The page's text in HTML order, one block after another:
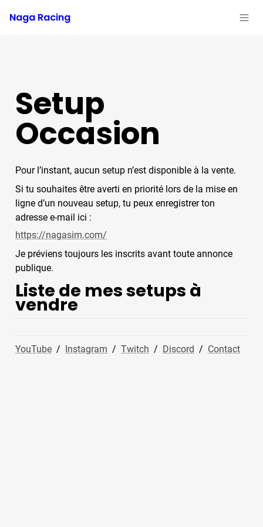
Naga Racing
Setup
Occasion
Pour l’instant, aucun setup n’est disponible à la vente.
Si tu souhaites être averti en priorité lors de la mise en
ligne d’un nouveau setup, tu peux enregistrer ton
adresse e-mail ici :
https://nagasim.com/
Je préviens toujours les inscrits avant toute annonce
publique.
Liste de mes setups à
vendre
YouTube
  /
Instagram
  /
Twitch
  /
Discord
  /
Contact